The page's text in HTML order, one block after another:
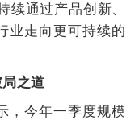
续通过产品创新、
业走向更可持续的
之道
，今年一季度规模